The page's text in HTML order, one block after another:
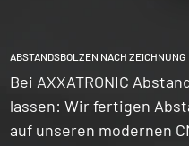
ABSTANDSBOLZEN NACH ZEICHNUNG
Bei AXXATRONIC
lassen: Wir fertigen
auf unseren modernen